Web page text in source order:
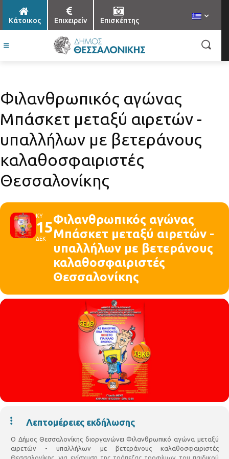
Κάτοικος Επιχειρείν Επισκέπτης
Φιλανθρωπικός αγώνας
Μπάσκετ μεταξύ αιρετών -
υπαλλήλων με βετεράνους
καλαθοσφαιριστές
Θεσσαλονίκης
ΚΥ
15
ΔΕΚ
Φιλανθρωπικός αγώνας
Μπάσκετ μεταξύ αιρετών -
υπαλλήλων με βετεράνους
καλαθοσφαιριστές
Θεσσαλονίκης
Λεπτομέρειες εκδήλωσης
Ο Δήμος Θεσσαλονίκης διοργανώνει Φιλανθρωπικό αγώνα μεταξύ
αιρετών - υπαλλήλων με βετεράνους καλαθοσφαιριστές
Θεσσαλονίκης, για ενίσχυση της τράπεζας τροφίμων του παιδικού